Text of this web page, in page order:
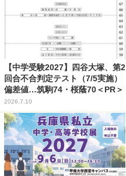
【中学受験2027】四谷大塚、第2
回合不合判定テスト（7/5実施）
偏差値…筑駒74・桜蔭70＜PR＞
2026.7.10